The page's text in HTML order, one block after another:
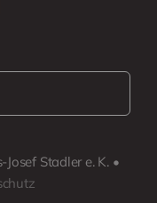
Stadler e. K. •